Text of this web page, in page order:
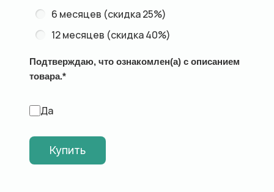
6 месяцев (скидка 25%)
12 месяцев (скидка 40%)
Подтверждаю, что ознакомлен(а) с описанием
товара.*
Да
Купить